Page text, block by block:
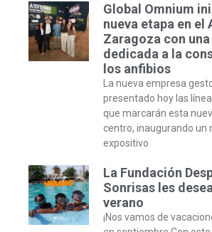
Global Omnium
nueva etapa en el
Zaragoza con
dedicada a la
los anfibios
La nueva empresa
presentado hoy las
que marcarán esta
centro, inaugurando un
expositivo
La Fundación
Sonrisas les
verano
¡Nos vamos de